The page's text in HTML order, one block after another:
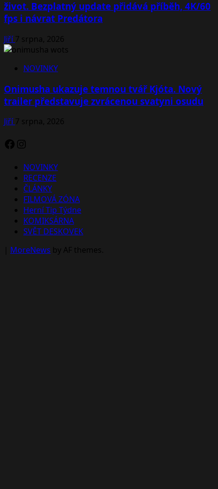
život. Bezplatný update přidává příběh, 4K/60
fps i návrat Predátora
Jiří7 srpna, 2026
NOVINKY
Onimusha ukazuje temnou tvář Kjóta. Nový
trailer představuje zvrácenou svatyni osudu
Jiří7 srpna, 2026
Facebook
Instagram
NOVINKY
RECENZE
ČLÁNKY
FILMOVÁ ZÓNA
Herní Tip Týdne
KOMIKSÁRNA
SVĚT DESKOVEK
| MoreNews by AF themes.